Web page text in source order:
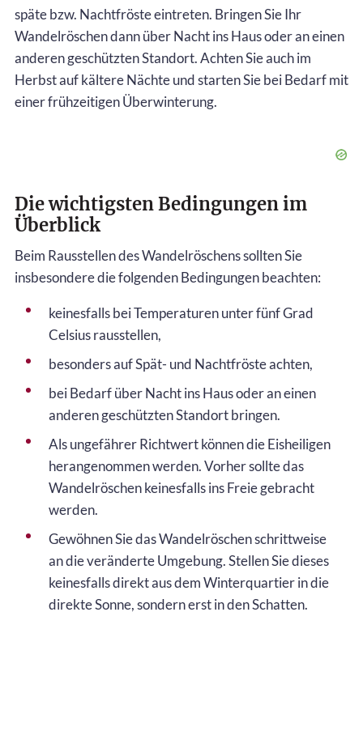
späte bzw. Nachtfröste eintreten. Bringen Sie Ihr
Wandelröschen dann über Nacht ins Haus oder an einen
anderen geschützten Standort. Achten Sie auch im
Herbst auf kältere Nächte und starten Sie bei Bedarf mit
einer frühzeitigen Überwinterung.
Die wichtigsten Bedingungen im
Überblick
Beim Rausstellen des Wandelröschens sollten Sie
insbesondere die folgenden Bedingungen beachten:
keinesfalls bei Temperaturen unter fünf Grad
Celsius rausstellen,
besonders auf Spät- und Nachtfröste achten,
bei Bedarf über Nacht ins Haus oder an einen
anderen geschützten Standort bringen.
Als ungefährer Richtwert können die Eisheiligen
herangenommen werden. Vorher sollte das
Wandelröschen keinesfalls ins Freie gebracht
werden.
Gewöhnen Sie das Wandelröschen schrittweise
an die veränderte Umgebung. Stellen Sie dieses
keinesfalls direkt aus dem Winterquartier in die
direkte Sonne, sondern erst in den Schatten.